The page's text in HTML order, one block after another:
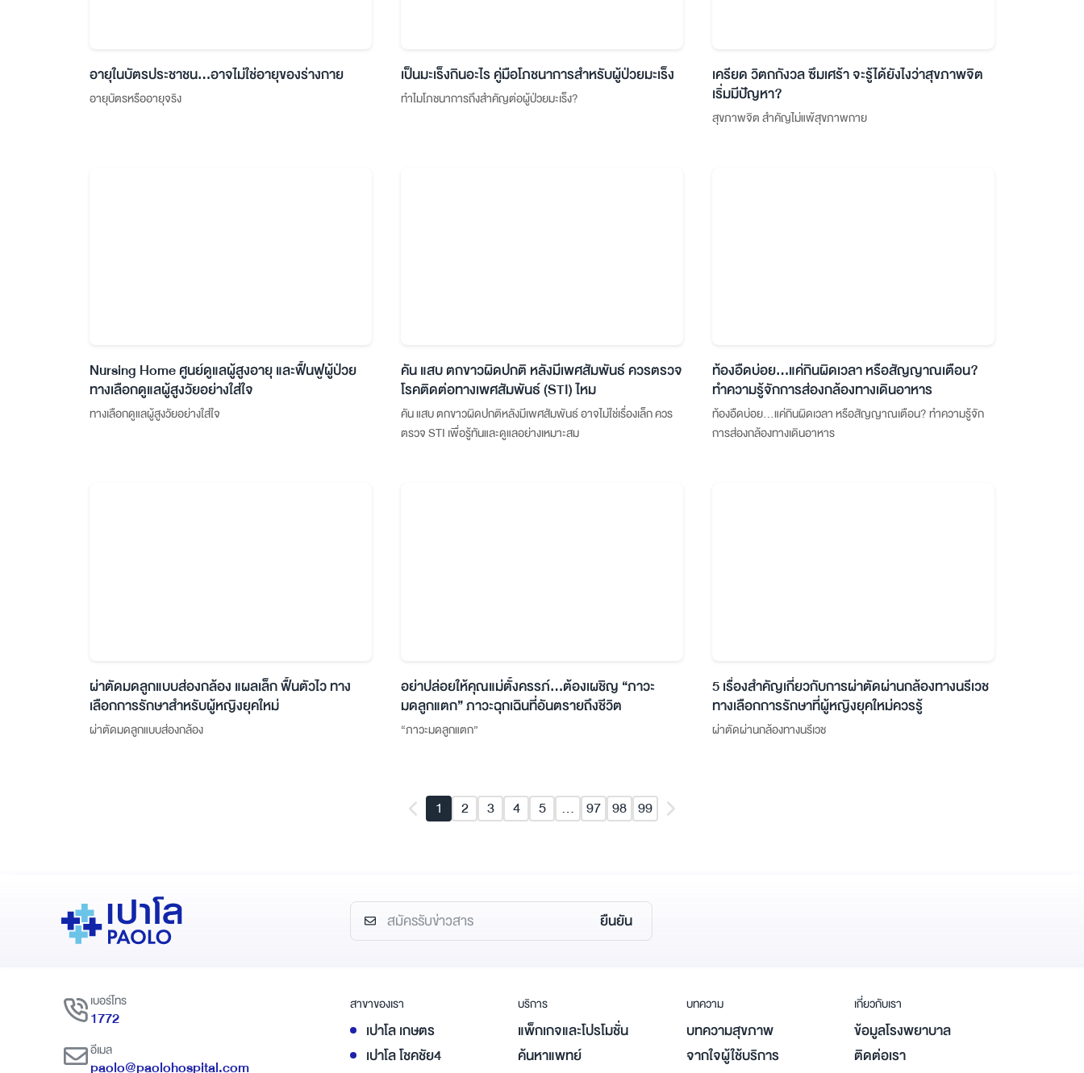
อายุในบัตรประชาชน...อาจไม่ใช่อายุของร่างกาย
อายุบัตรหรืออายุจริง
เป็นมะเร็งกินอะไร คู่มือโภชนาการสำหรับผู้ป่วยมะเร็ง
ทำไมโภชนาการถึงสำคัญต่อผู้ป่วยมะเร็ง?
เครียด วิตกกังวล ซึมเศร้า จะรู้ได้ยังไงว่าสุขภาพจิต
เริ่มมีปัญหา?
สุขภาพจิต สำคัญไม่แพ้สุขภาพกาย
Nursing Home ศูนย์ดูแลผู้สูงอายุ และฟื้นฟูผู้ป่วย
ทางเลือกดูแลผู้สูงวัยอย่างใส่ใจ
ทางเลือกดูแลผู้สูงวัยอย่างใส่ใจ
คัน แสบ ตกขาวผิดปกติ หลังมีเพศสัมพันธ์ ควรตรวจ
โรคติดต่อทางเพศสัมพันธ์ (STI) ไหม
คัน แสบ ตกขาวผิดปกติหลังมีเพศสัมพันธ์ อาจไม่ใช่เรื่องเล็ก ควร
ตรวจ STI เพื่อรู้ทันและดูแลอย่างเหมาะสม
ท้องอืดบ่อย…แค่กินผิดเวลา หรือสัญญาณเตือน?
ทำความรู้จักการส่องกล้องทางเดินอาหาร
ท้องอืดบ่อย…แค่กินผิดเวลา หรือสัญญาณเตือน? ทำความรู้จัก
การส่องกล้องทางเดินอาหาร
ผ่าตัดมดลูกแบบส่องกล้อง แผลเล็ก ฟื้นตัวไว ทาง
เลือกการรักษาสำหรับผู้หญิงยุคใหม่
ผ่าตัดมดลูกแบบส่องกล้อง
อย่าปล่อยให้คุณแม่ตั้งครรภ์…ต้องเผชิญ “ภาวะ
มดลูกแตก” ภาวะฉุกเฉินที่อันตรายถึงชีวิต
“ภาวะมดลูกแตก”
5 เรื่องสำคัญเกี่ยวกับการผ่าตัดผ่านกล้องทางนรีเวช
ทางเลือกการรักษาที่ผู้หญิงยุคใหม่ควรรู้
ผ่าตัดผ่านกล้องทางนรีเวช
1 2 3 4 5 ... 97 98 99
ยืนยัน
เบอร์โทร
1772
อีเมล
paolo@paolohospital.com
สาขาของเรา
เปาโล เกษตร
เปาโล โชคชัย4
บริการ
แพ็กเกจและโปรโมชั่น
ค้นหาแพทย์
บทความ
บทความสุขภาพ
จากใจผู้ใช้บริการ
เกี่ยวกับเรา
ข้อมูลโรงพยาบาล
ติดต่อเรา